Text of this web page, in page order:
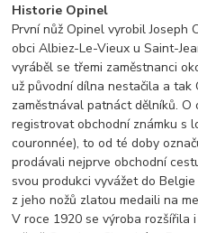
Historie Opinel
První nůž Opinel vyrobil Joseph
obci Albiez-Le-Vieux u Saint-
vyráběl se třemi zaměstnanci
už původní dílna nestačila a
zaměstnával patnáct dělníků.
registrovat obchodní známku s
couronnée), to od té doby
prodávali nejprve obchodní
svou produkci vyvážet do
z jeho nožů zlatou medaili na
V roce 1920 se výroba rozšířila